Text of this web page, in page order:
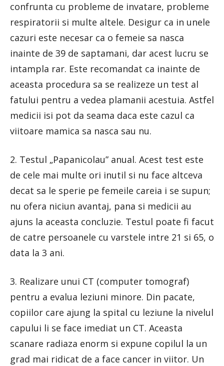
confrunta cu probleme de invatare, probleme
respiratorii si multe altele. Desigur ca in unele
cazuri este necesar ca o femeie sa nasca
inainte de 39 de saptamani, dar acest lucru se
intampla rar. Este recomandat ca inainte de
aceasta procedura sa se realizeze un test al
fatului pentru a vedea plamanii acestuia. Astfel
medicii isi pot da seama daca este cazul ca
viitoare mamica sa nasca sau nu.
2. Testul „Papanicolau” anual. Acest test este
de cele mai multe ori inutil si nu face altceva
decat sa le sperie pe femeile careia i se supun;
nu ofera niciun avantaj, pana si medicii au
ajuns la aceasta concluzie. Testul poate fi facut
de catre persoanele cu varstele intre 21 si 65, o
data la 3 ani.
3. Realizare unui CT (computer tomograf)
pentru a evalua leziuni minore. Din pacate,
copiilor care ajung la spital cu leziune la nivelul
capului li se face imediat un CT. Aceasta
scanare radiaza enorm si expune copilul la un
grad mai ridicat de a face cancer in viitor. Un